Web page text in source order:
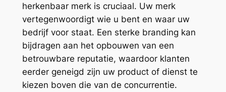
herkenbaar merk is cruciaal. Uw merk
vertegenwoordigt wie u bent en waar uw
bedrijf voor staat. Een sterke branding kan
bijdragen aan het opbouwen van een
betrouwbare reputatie, waardoor klanten
eerder geneigd zijn uw product of dienst te
kiezen boven die van de concurrentie.